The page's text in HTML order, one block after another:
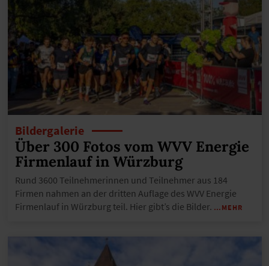
Bildergalerie
Über 300 Fotos vom WVV Energie
Firmenlauf in Würzburg
Rund 3600 Teilnehmerinnen und Teilnehmer aus 184
Firmen nahmen an der dritten Auflage des WVV Energie
Firmenlauf in Würzburg teil. Hier gibt’s die Bilder. …MEHR